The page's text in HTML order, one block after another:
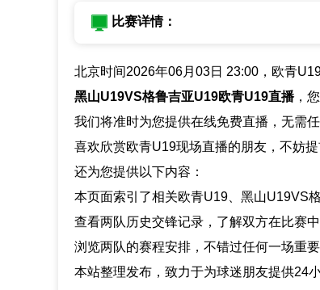
比赛详情：
北京时间2026年06月03日 23:00，欧青
黑山U19VS格鲁吉亚U19欧青U19直播，
我们将准时为您提供在线免费直播，无需
喜欢欣赏欧青U19现场直播的朋友，不妨
还为您提供以下内容：
本页面索引了相关欧青U19、黑山U19VS
查看两队历史交锋记录，了解双方在比赛中
浏览两队的赛程安排，不错过任何一场重要
本站整理发布，致力于为球迷朋友提供24